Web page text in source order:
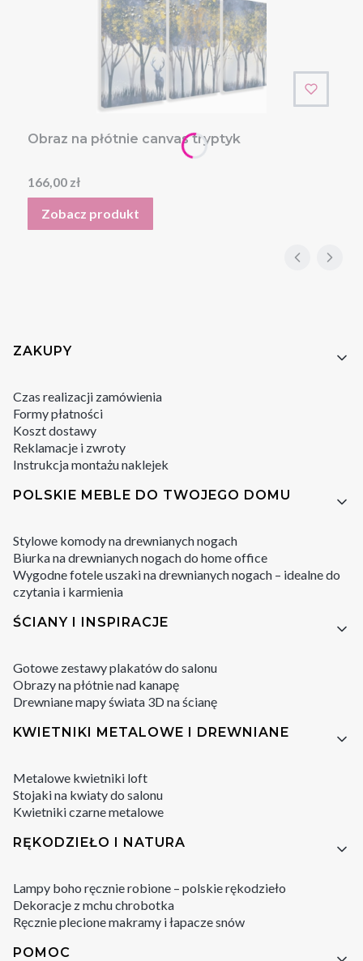
Obraz na płótnie canvas tryptyk
Cena
166,00 zł
Zobacz produkt
Linki w stopce
ZAKUPY
Czas realizacji zamówienia
Formy płatności
Koszt dostawy
Reklamacje i zwroty
Instrukcja montażu naklejek
POLSKIE MEBLE DO TWOJEGO DOMU
Stylowe komody na drewnianych nogach
Biurka na drewnianych nogach do home office
Wygodne fotele uszaki na drewnianych nogach – idealne do
czytania i karmienia
ŚCIANY I INSPIRACJE
Gotowe zestawy plakatów do salonu
Obrazy na płótnie nad kanapę
Drewniane mapy świata 3D na ścianę
KWIETNIKI METALOWE I DREWNIANE
Metalowe kwietniki loft
Stojaki na kwiaty do salonu
Kwietniki czarne metalowe
RĘKODZIEŁO I NATURA
Lampy boho ręcznie robione – polskie rękodzieło
Dekoracje z mchu chrobotka
Ręcznie plecione makramy i łapacze snów
POMOC